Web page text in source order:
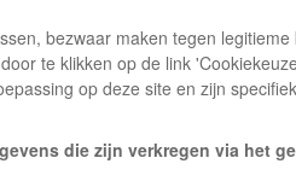
automatisch af?
bezwaar maken tegen
te klikken op de link
op deze site en zijn
die zijn verkregen via het